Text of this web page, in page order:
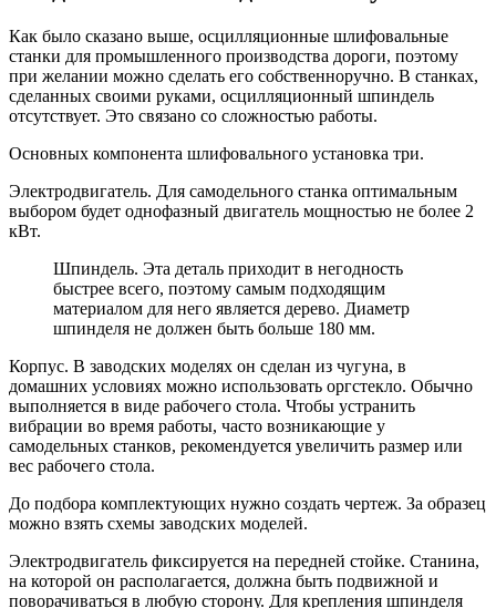
Как было сказано выше, осцилляционные шлифовальные
станки для промышленного производства дороги, поэтому
при желании можно сделать его собственноручно. В станках,
сделанных своими руками, осцилляционный шпиндель
отсутствует. Это связано со сложностью работы.
Основных компонента шлифовального установка три.
Электродвигатель. Для самодельного станка оптимальным
выбором будет однофазный двигатель мощностью не более 2
кВт.
Шпиндель. Эта деталь приходит в негодность
быстрее всего, поэтому самым подходящим
материалом для него является дерево. Диаметр
шпинделя не должен быть больше 180 мм.
Корпус. В заводских моделях он сделан из чугуна, в
домашних условиях можно использовать оргстекло. Обычно
выполняется в виде рабочего стола. Чтобы устранить
вибрации во время работы, часто возникающие у
самодельных станков, рекомендуется увеличить размер или
вес рабочего стола.
До подбора комплектующих нужно создать чертеж. За образец
можно взять схемы заводских моделей.
Электродвигатель фиксируется на передней стойке. Станина,
на которой он располагается, должна быть подвижной и
поворачиваться в любую сторону. Для крепления шпинделя